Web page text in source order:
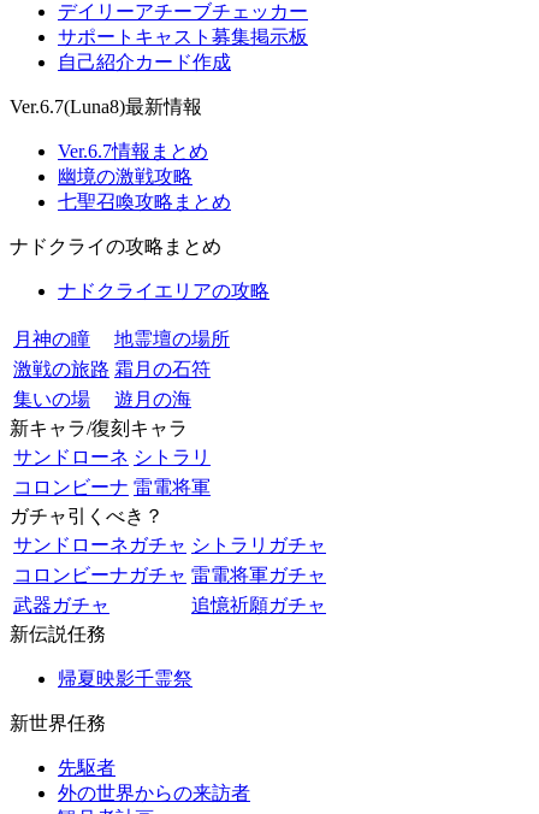
デイリーアチーブチェッカー
サポートキャスト募集掲示板
自己紹介カード作成
Ver.6.7(Luna8)最新情報
Ver.6.7情報まとめ
幽境の激戦攻略
七聖召喚攻略まとめ
ナドクライの攻略まとめ
ナドクライエリアの攻略
月神の瞳
地霊壇の場所
激戦の旅路 霜月の石符
集いの場
遊月の海
新キャラ/復刻キャラ
サンドローネ シトラリ
コロンビーナ 雷電将軍
ガチャ引くべき？
サンドローネガチャ シトラリガチャ
コロンビーナガチャ 雷電将軍ガチャ
武器ガチャ
追憶祈願ガチャ
新伝説任務
帰夏映影千霊祭
新世界任務
先駆者
外の世界からの来訪者